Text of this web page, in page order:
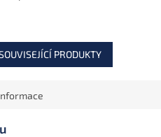
PRODUKTY